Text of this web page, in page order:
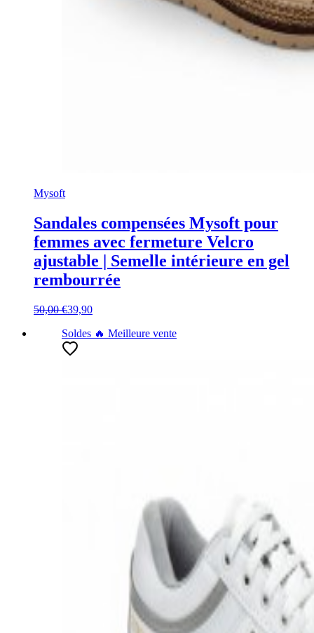
Mysoft
Sandales compensées Mysoft pour
femmes avec fermeture Velcro
ajustable | Semelle intérieure en gel
rembourrée
50,00 €39,90
Soldes 🔥 Meilleure vente